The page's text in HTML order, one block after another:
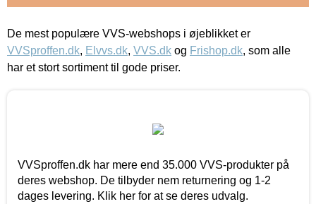
De mest populære VVS-webshops i øjeblikket er
VVSproffen.dk, Elvvs.dk, VVS.dk og Frishop.dk, som alle
har et stort sortiment til gode priser.
VVSproffen.dk har mere end 35.000 VVS-produkter på
deres webshop. De tilbyder nem returnering og 1-2
dages levering. Klik her for at se deres udvalg.